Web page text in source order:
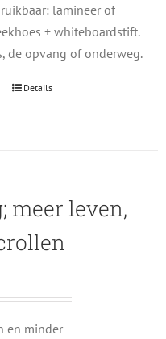
lamineer of
+ whiteboardstift.
de opvang of onderweg.
Details
meer leven,
en minder